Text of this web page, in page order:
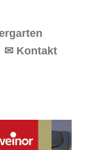
✉ Kontakt